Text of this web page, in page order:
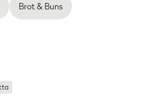
Brot & Buns